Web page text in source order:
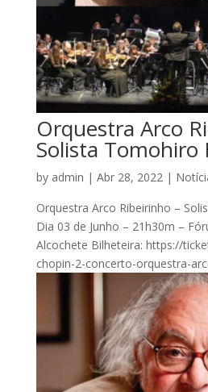
Orquestra Arco
Solista Tomohiro
by admin | Abr 28, 2022|
Orquestra Arco Ribeirinho –
Dia 03 de Junho – 21h30m –
Alcochete Bilheteira: https://
chopin-2-concerto-orquestra-